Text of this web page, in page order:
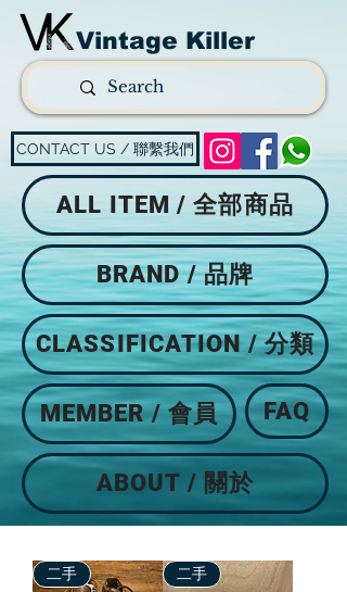
Vintage Killer
CONTACT US / 聯繫我們
ALL ITEM / 全部商品
BRAND / 品牌
CLASSIFICATION / 分類
MEMBER / 會員 FAQ
ABOUT / 關於
二手 二手